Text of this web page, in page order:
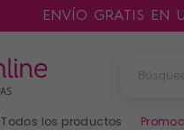
ENVÍO GRATIS EN
Todos los productos